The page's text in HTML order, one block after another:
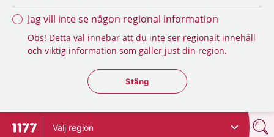
Jag vill inte se någon regional information
Obs! Detta val innebär att du inte ser regionalt innehåll
och viktig information som gäller just din region.
Stäng regionsväljaren
Stäng
Till startsidan för 1177
Välj region